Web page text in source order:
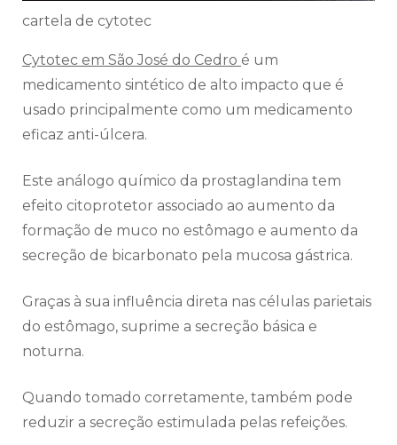
cartela de cytotec
Cytotec em São José do Cedro é um
medicamento sintético de alto impacto que é
usado principalmente como um medicamento
eficaz anti-úlcera.
Este análogo químico da prostaglandina tem
efeito citoprotetor associado ao aumento da
formação de muco no estômago e aumento da
secreção de bicarbonato pela mucosa gástrica.
Graças à sua influência direta nas células parietais
do estômago, suprime a secreção básica e
noturna.
Quando tomado corretamente, também pode
reduzir a secreção estimulada pelas refeições.